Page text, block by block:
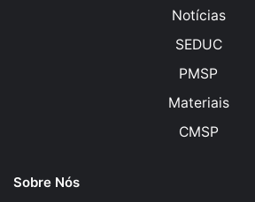
Notícias
SEDUC
PMSP
Materiais
CMSP
Sobre Nós